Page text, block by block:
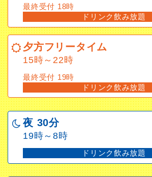
夕方フリータイム
15時～22時
最終受付 19時
エンドレスフリータイム
10時～5時
最終受付 21:45
最終受付 18時
ドリンク飲み放題
夕方フリータイム
15時～22時
最終受付 19時
ドリンク飲み放題
夜 30分
19時～8時
ドリンク飲み放題